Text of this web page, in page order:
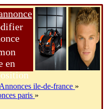
en
Annonces ile-de-france »
paris »